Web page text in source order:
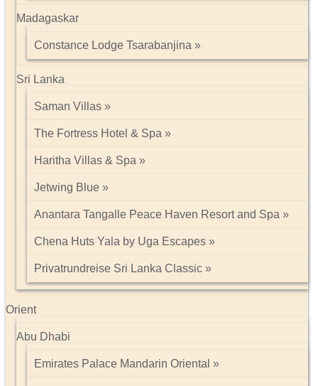
Madagaskar
Constance Lodge Tsarabanjina
Sri Lanka
Saman Villas
The Fortress Hotel & Spa
Haritha Villas & Spa
Jetwing Blue
Anantara Tangalle Peace Haven Resort and Spa
Chena Huts Yala by Uga Escapes
Privatrundreise Sri Lanka Classic
Orient
Abu Dhabi
Emirates Palace Mandarin Oriental